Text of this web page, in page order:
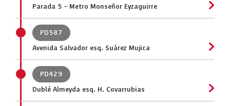
Parada 5 - Metro Monseñor Eyzaguirre
PD587
Avenida Salvador esq. Suárez Mujica
PD429
Dublé Almeyda esq. H. Covarrubias